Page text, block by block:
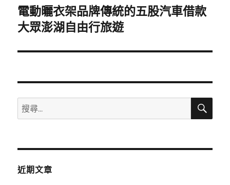
下
一
文
電動曬衣架品牌傳統的五股汽車借款
大眾澎湖自由行旅遊
搜
尋
鍵
搜
近期文章